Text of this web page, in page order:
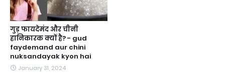
गुड़ फायदेमंद और चीनी
हानिकारक क्यों है? - gud
faydemand aur chini
nuksandayak kyon hai
January 31, 2024